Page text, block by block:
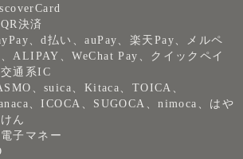
決済
、d払い、auPay、楽天Pay、メルペ
ALIPAY、WeChat Pay、クイックペイ
通系IC
、suica、Kitaca、TOICA、
、ICOCA、SUGOCA、nimoca、はや
ん
子マネー